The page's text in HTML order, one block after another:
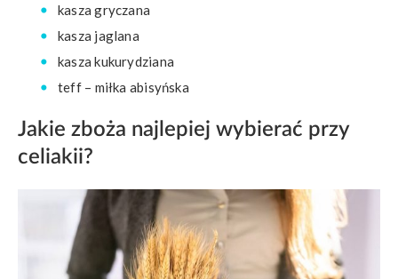
kasza gryczana
kasza jaglana
kasza kukurydziana
teff – miłka abisyńska
Jakie zboża najlepiej wybierać przy
celiakii?